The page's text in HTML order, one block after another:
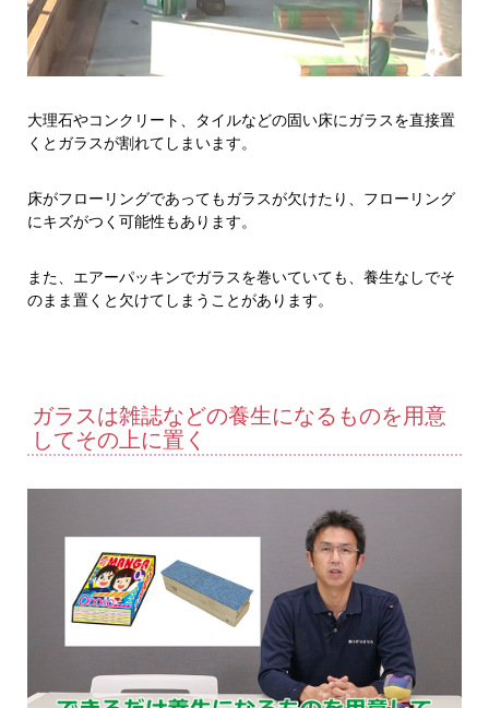
大理石やコンクリート、タイルなどの固い床にガラスを直接置
くとガラスが割れてしまいます。
床がフローリングであってもガラスが欠けたり、フローリング
にキズがつく可能性もあります。
また、エアーパッキンでガラスを巻いていても、養生なしでそ
のまま置くと欠けてしまうことがあります。
ガラスは雑誌などの養生になるものを用意
してその上に置く